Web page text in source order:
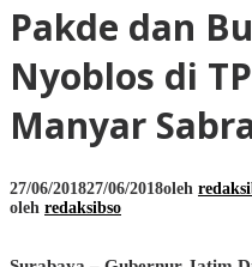
Pakde dan
Nyoblos di
Manyar
27/06/201827/06/2018oleh
oleh redaksibso